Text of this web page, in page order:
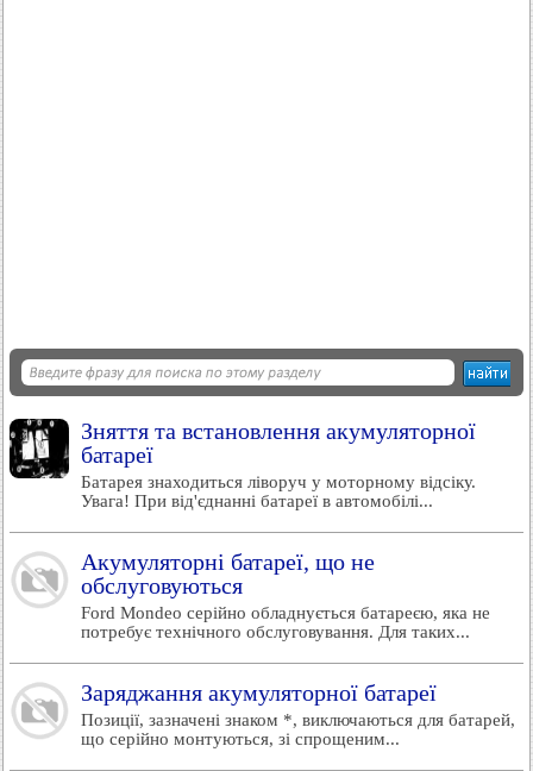
Зняття та встановлення акумуляторної
батареї
Батарея знаходиться ліворуч у моторному відсіку.
Увага! При від'єднанні батареї в автомобілі...
Акумуляторні батареї, що не
обслуговуються
Ford Mondeo серійно обладнується батареєю, яка не
потребує технічного обслуговування. Для таких...
Заряджання акумуляторної батареї
Позиції, зазначені знаком *, виключаються для батарей,
що серійно монтуються, зі спрощеним...